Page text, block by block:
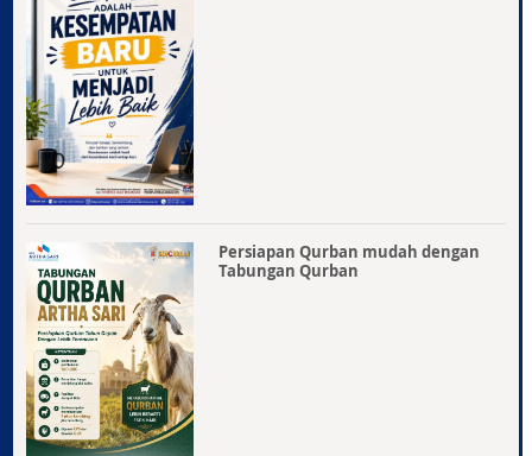
Persiapan Qurban mudah dengan
Tabungan Qurban